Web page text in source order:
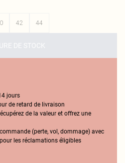
42 44
DE STOCK
jours
de retard de livraison
de la valeur et offrez une
(perte, vol, dommage) avec
les réclamations éligibles